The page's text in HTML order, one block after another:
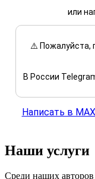
или
⚠️ Пожалуйста,
В России
Написать в MAX
Наши услуги
Среди наших